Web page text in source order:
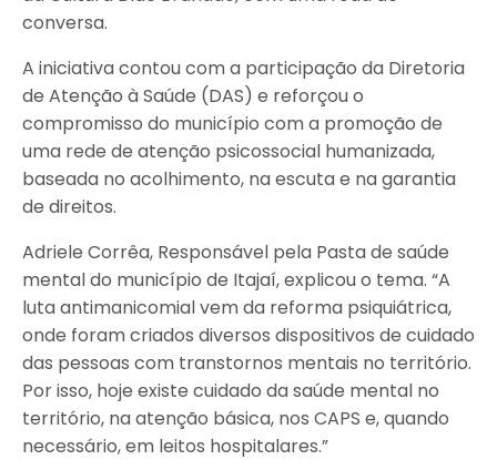
conversa.
A iniciativa contou com a participação da Diretoria
de Atenção à Saúde (DAS) e reforçou o
compromisso do município com a promoção de
uma rede de atenção psicossocial humanizada,
baseada no acolhimento, na escuta e na garantia
de direitos.
Adriele Corrêa, Responsável pela Pasta de saúde
mental do município de Itajaí, explicou o tema. “A
luta antimanicomial vem da reforma psiquiátrica,
onde foram criados diversos dispositivos de cuidado
das pessoas com transtornos mentais no território.
Por isso, hoje existe cuidado da saúde mental no
território, na atenção básica, nos CAPS e, quando
necessário, em leitos hospitalares.”